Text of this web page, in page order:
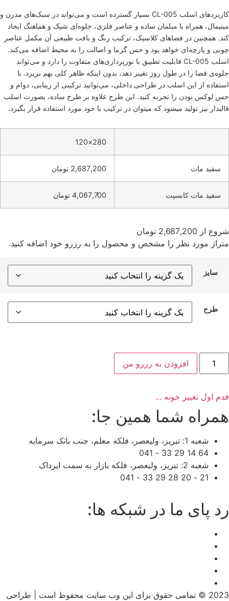
کاربردهای اسلب CL-005 بسیار گسترده است و می‌تواند در سبک‌های مدرن و
مینیمال، همراه با مبلمان ساده و عناصر فلزی، جلوه‌ای شیک و هماهنگ ایجاد
کند. همچنین در فضاهای کلاسیک، ترکیب رنگ و بافت طبیعی آن مکمل عناصر
چوبی و پارچه‌ای خواهد بود و حس گرما و اصالت را به محیط اضافه می‌کند.
اسلب CL-005 قابلیت تطبیق با نورپردازی‌های متفاوت را دارد و می‌تواند
جلوه‌ی فضا را در طول روز تغییر دهد، بدون اینکه ظاهر کلی بهم بریزد. با
استفاده از این اسلب در طراحی داخلی، می‌توانید ترکیبی از زیبایی، دوام و
حس لوکس بودن را تجربه کنید. این طرح علاوه بر طرح ساده، بصورت اسلب
قالبدار نیز تولید میشود که میتوان در ترکیب با خود مورد استفاده قرار بگیرد.
280×120
سفید مات 2,687,200 تومان
سفید مات کانسپت 4,067,700 تومان
شروع از 2,687,200 تومان
متراژ مورد نظر را مشخص و محصول را به رزرو خود اضافه کنید.
سایز
طرح
افزودن به رزرو من
قدم اول تغییر خونه ...
همراه شما همین جا:
شعبه 1: تبریز، ولیعصر، فلکه معلم، جنب بانک سرمایه
64 14 29 33 - 041
شعبه 2: تبریز، ولیعصر، فلکه بازار به سمت ایرداک
21 - 20 28 29 33 - 041
رد پای ما در شبکه ها:
2023 © تمامی حقوق برای این وب سایت محفوظ است | طراحی